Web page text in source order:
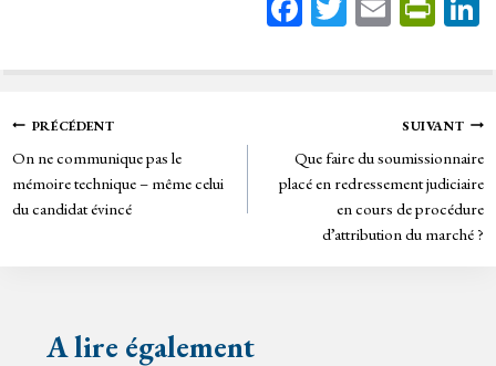
bo tt ail tF
rie
n
dl
y
Navigation
de
l’article
PRÉCÉDENT
On ne communique pas le
mémoire technique – même celui
du candidat évincé
SUIVANT
Que faire du soumissionnaire
placé en redressement judiciaire
en cours de procédure
d’attribution du marché ?
A lire également